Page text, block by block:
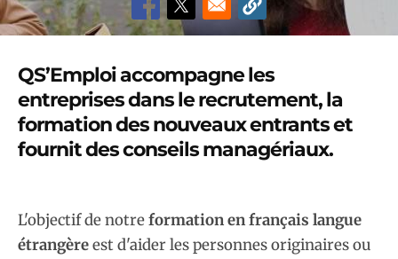
QS’Emploiaccompagne les
entreprises dans le recrutement, la
formation des nouveaux entrants et
fournit des conseils managériaux.
L'objectif de notreformation en français langue
étrangèreest d'aider les personnes originaires ou